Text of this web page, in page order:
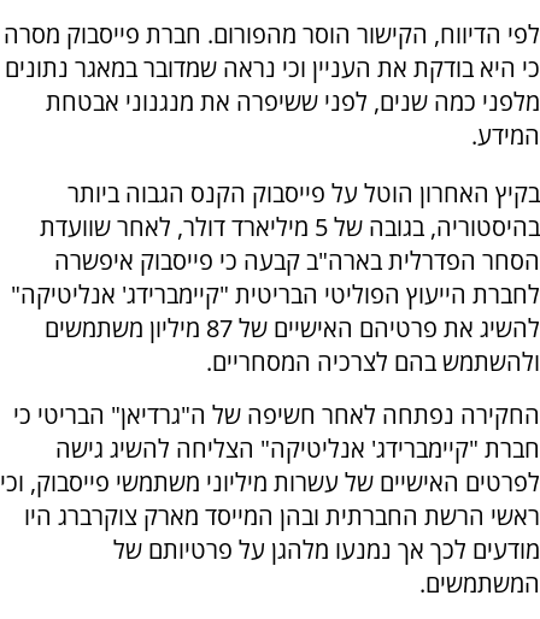
לפי הדיווח, הקישור הוסר מהפורום. חברת פייסבוק מסרה
כי היא בודקת את העניין וכי נראה שמדובר במאגר נתונים
מלפני כמה שנים, לפני ששיפרה את מנגנוני אבטחת
המידע.
בקיץ האחרון הוטל על פייסבוק הקנס הגבוה ביותר
בהיסטוריה, בגובה של 5 מיליארד דולר, לאחר שוועדת
הסחר הפדרלית בארה"ב קבעה כי פייסבוק איפשרה
לחברת הייעוץ הפוליטי הבריטית "קיימברידג' אנליטיקה"
להשיג את פרטיהם האישיים של 87 מיליון משתמשים
ולהשתמש בהם לצרכיה המסחריים.
החקירה נפתחה לאחר חשיפה של ה"גרדיאן" הבריטי כי
חברת "קיימברידג' אנליטיקה" הצליחה להשיג גישה
לפרטים האישיים של עשרות מיליוני משתמשי פייסבוק, וכי
ראשי הרשת החברתית ובהן המייסד מארק צוקרברג היו
מודעים לכך אך נמנעו מלהגן על פרטיותם של
המשתמשים.